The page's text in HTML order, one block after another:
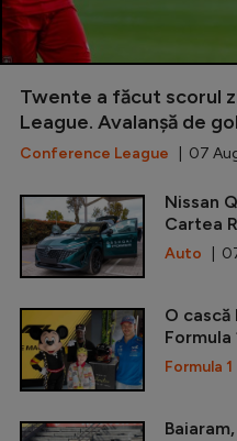
Twente a făcut scorul
League. Avalanșă de
Conference League | 07
Nissan
Cartea
Auto |
O
Formula
Formula 1